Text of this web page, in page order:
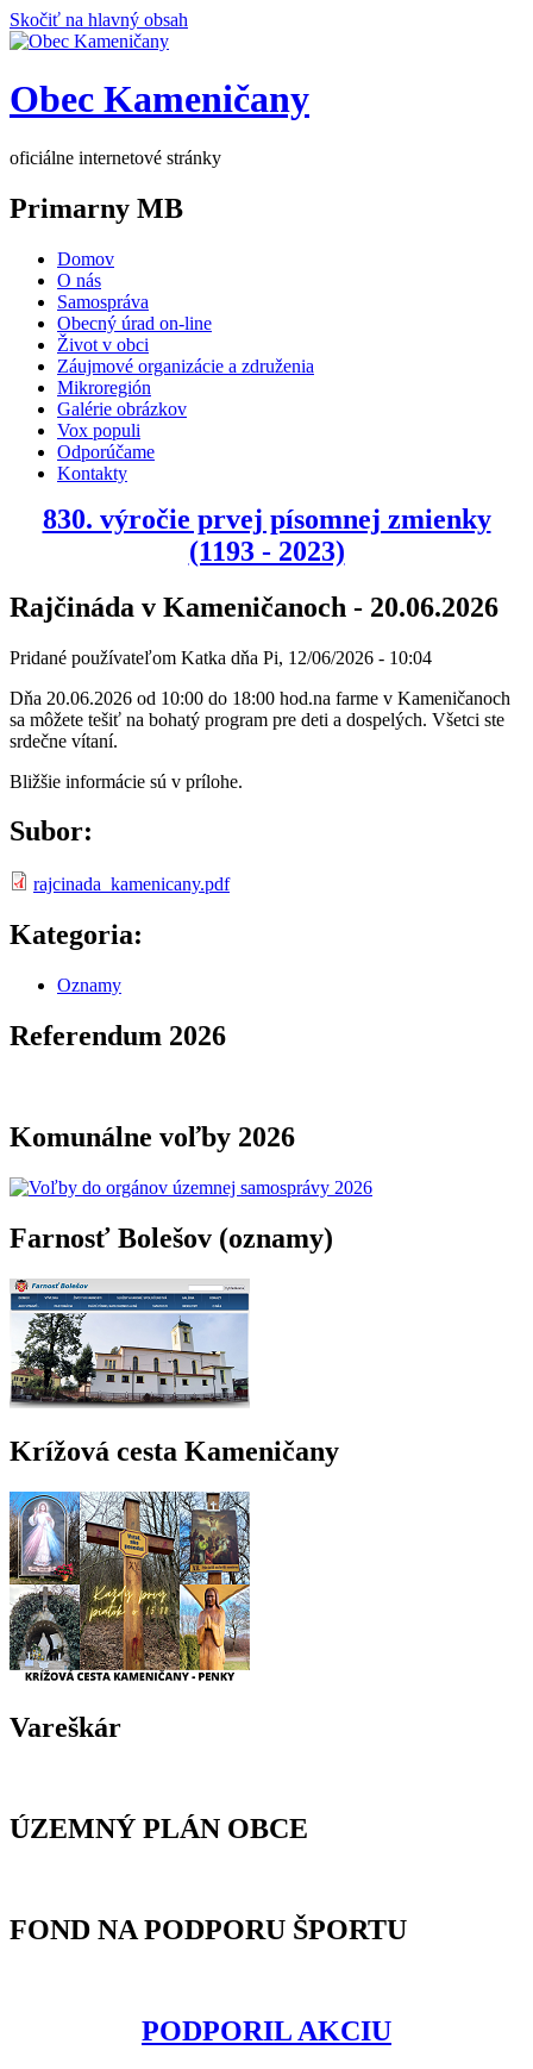
Skočiť na hlavný obsah
Obec Kameničany
oficiálne internetové stránky
Primarny MB
Domov
O nás
Samospráva
Obecný úrad on-line
Život v obci
Záujmové organizácie a združenia
Mikroregión
Galérie obrázkov
Vox populi
Odporúčame
Kontakty
830. výročie prvej písomnej zmienky
(1193 - 2023)
Rajčináda v Kameničanoch - 20.06.2026
Pridané používateľom Katka dňa Pi, 12/06/2026 - 10:04
Dňa 20.06.2026 od 10:00 do 18:00 hod.na farme v Kameničanoch
sa môžete tešiť na bohatý program pre deti a dospelých. Všetci ste
srdečne vítaní.
Bližšie informácie sú v prílohe.
Subor:
rajcinada_kamenicany.pdf
Kategoria:
Oznamy
Referendum 2026
Komunálne voľby 2026
Farnosť Bolešov (oznamy)
Krížová cesta Kameničany
Vareškár
ÚZEMNÝ PLÁN OBCE
FOND NA PODPORU ŠPORTU
PODPORIL AKCIU